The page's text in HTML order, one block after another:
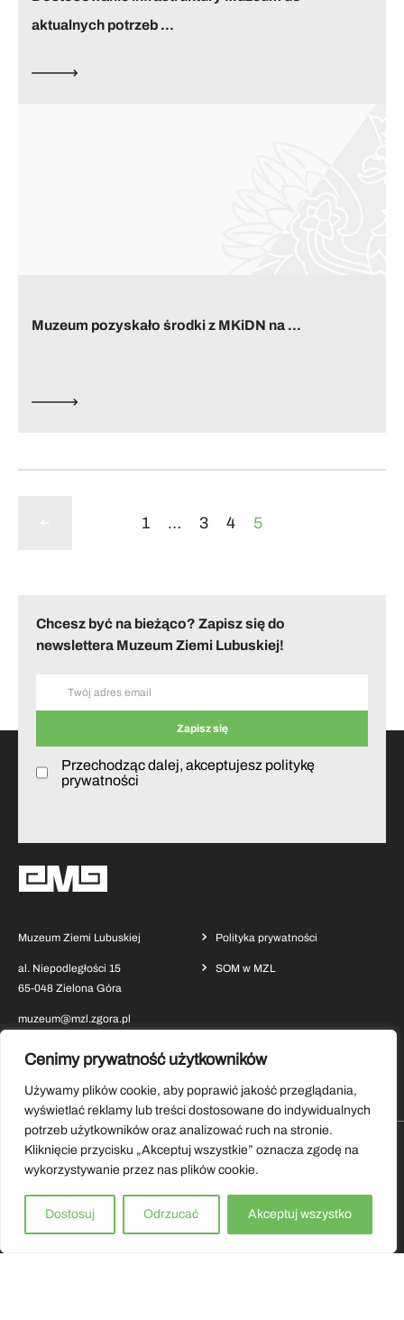
Cenimy prywatność użytkowników
Używamy plików cookie, aby poprawić jakość przeglądania,
wyświetlać reklamy lub treści dostosowane do indywidualnych
potrzeb użytkowników oraz analizować ruch na stronie.
Kliknięcie przycisku „Akceptuj wszystkie” oznacza zgodę na
wykorzystywanie przez nas plików cookie.
Dostosuj Odrzucać Akceptuj wszystko
aktualnych potrzeb ...
Muzeum pozyskało środki z MKiDN na ...
1 … 3 4 5
Chcesz być na bieżąco? Zapisz się do
newslettera Muzeum Ziemi Lubuskiej!
Przechodząc dalej, akceptujesz politykę
prywatności
Muzeum Ziemi Lubuskiej
al. Niepodległości 15
65-048 Zielona Góra
muzeum@mzl.zgora.pl
Polityka prywatności
SOM w MZL
Wszystkie prawa zastrzeżone.
Pobierz aplikację Muzeum Ziemi Lubuskiej